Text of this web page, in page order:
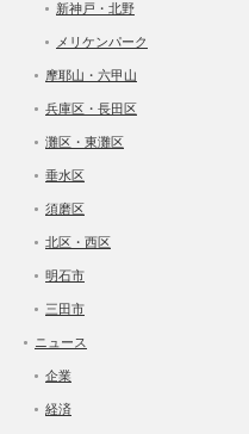
新神戸・北野
メリケンパーク
摩耶山・六甲山
兵庫区・長田区
灘区・東灘区
垂水区
須磨区
北区・西区
明石市
三田市
ニュース
企業
経済